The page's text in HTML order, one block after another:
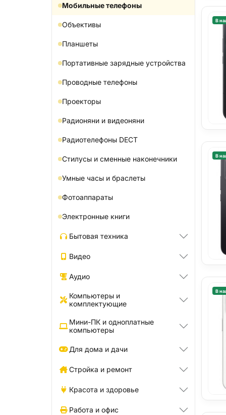
Мобильные телефоны
Объективы
Планшеты
Портативные зарядные устройства
Проводные телефоны
Проекторы
Радионяни и видеоняни
Радиотелефоны DECT
Стилусы и сменные наконечники
Умные часы и браслеты
Фотоаппараты
Электронные книги
Бытовая техника
Видео
Аудио
Компьютеры и
комплектующие
Мини-ПК и одноплатные
компьютеры
Для дома и дачи
Стройка и ремонт
Красота и здоровье
Работа и офис
В
В
В